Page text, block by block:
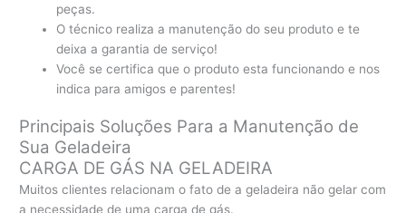
peças.
O técnico realiza a manutenção do seu produto e te
deixa a garantia de serviço!
Você se certifica que o produto esta funcionando e nos
indica para amigos e parentes!
Principais Soluções Para a Manutenção de
Sua Geladeira
CARGA DE GÁS NA GELADEIRA
Muitos clientes relacionam o fato de a geladeira não gelar com
a necessidade de uma carga de gás.